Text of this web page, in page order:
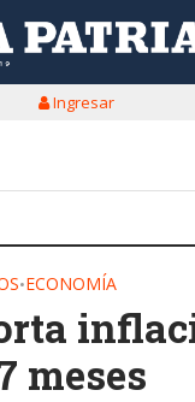
Ingresar
•ECONOMÍA
meses